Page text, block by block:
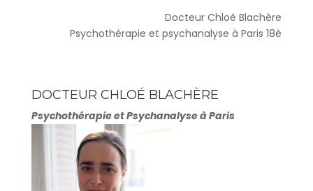
Docteur Chloé Blachère
Psychothérapie et psychanalyse à Paris 18è
DOCTEUR CHLOÉ BLACHÈRE
Psychothérapie et Psychanalyse à Paris